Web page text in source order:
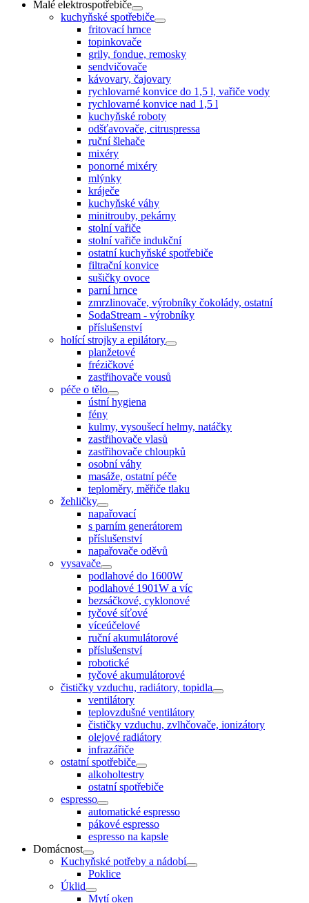
Malé elektrospotřebiče
kuchyňské spotřebiče
fritovací hrnce
topinkovače
grily, fondue, remosky
sendvičovače
kávovary, čajovary
rychlovarné konvice do 1,5 l, vařiče vody
rychlovarné konvice nad 1,5 l
kuchyňské roboty
odšťavovače, citruspressa
ruční šlehače
mixéry
ponorné mixéry
mlýnky
kráječe
kuchyňské váhy
minitrouby, pekárny
stolní vařiče
stolní vařiče indukční
ostatní kuchyňské spotřebiče
filtrační konvice
sušičky ovoce
parní hrnce
zmrzlinovače, výrobníky čokolády, ostatní
SodaStream - výrobníky
příslušenství
holící strojky a epilátory
planžetové
frézičkové
zastřihovače vousů
péče o tělo
ústní hygiena
fény
kulmy, vysoušecí helmy, natáčky
zastřihovače vlasů
zastřihovače chloupků
osobní váhy
masáže, ostatní péče
teploměry, měřiče tlaku
žehličky
napařovací
s parním generátorem
příslušenství
napařovače oděvů
vysavače
podlahové do 1600W
podlahové 1901W a víc
bezsáčkové, cyklonové
tyčové síťové
víceúčelové
ruční akumulátorové
příslušenství
robotické
tyčové akumulátorové
čističky vzduchu, radiátory, topidla
ventilátory
teplovzdušné ventilátory
čističky vzduchu, zvlhčovače, ionizátory
olejové radiátory
infrazářiče
ostatní spotřebiče
alkoholtestry
ostatní spotřebiče
espresso
automatické espresso
pákové espresso
espresso na kapsle
Domácnost
Kuchyňské potřeby a nádobí
Poklice
Úklid
Mytí oken